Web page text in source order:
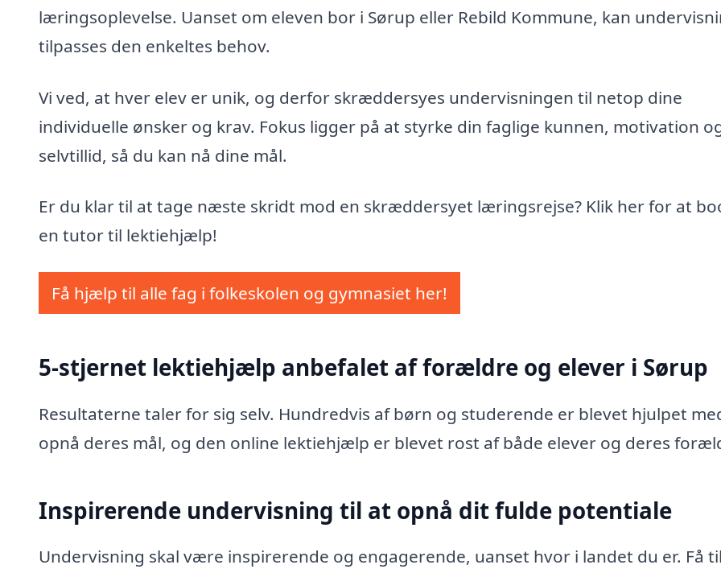
læringsoplevelse. Uanset om eleven bor i Sørup eller Rebild Kommune, kan
tilpasses den enkeltes behov.
Vi ved, at hver elev er unik, og derfor skræddersyes undervisningen til netop dine
individuelle ønsker og krav. Fokus ligger på at styrke din faglige kunnen, motivation
selvtillid, så du kan nå dine mål.
Er du klar til at tage næste skridt mod en skræddersyet læringsrejse? Klik her for at
en tutor til lektiehjælp!
Få hjælp til alle fag i folkeskolen og gymnasiet her!
5-stjernet lektiehjælp anbefalet af forældre og elever i Sørup
Resultaterne taler for sig selv. Hundredvis af børn og studerende er blevet hjulpet
opnå deres mål, og den online lektiehjælp er blevet rost af både elever og deres
Inspirerende undervisning til at opnå dit fulde potentiale
Undervisning skal være inspirerende og engagerende, uanset hvor i landet du er. Få